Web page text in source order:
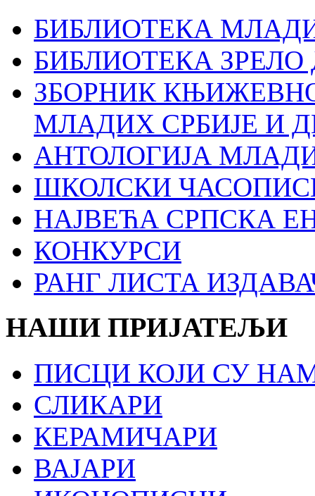
БИБЛИОТЕКА
БИБЛИОТЕКА ЗРЕЛО
ЗБОРНИК
МЛАДИХ СРБИЈЕ И
АНТОЛОГИЈА
ШКОЛСКИ
НАЈВЕЋА СРПСКА
КОНКУРСИ
РАНГ ЛИСТА
НАШИ ПРИЈАТЕЉИ
ПИСЦИ КОЈИ СУ
СЛИКАРИ
КЕРАМИЧАРИ
ВАЈАРИ